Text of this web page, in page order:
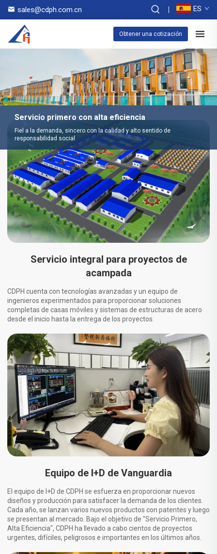
sales@cdph.com.cn ES
Obtener una cotización
Servicio primero con alta eficiencia
Fiel a la demanda, sincero con la calidad y alto sentido de
responsabilidad social
Servicio integral para proyectos de
acampada
CDPH cuenta con tecnologías avanzadas y un equipo de
ingenieros experimentados para proporcionar soluciones
completas de casas móviles y sistemas de estructuras de acero
desde el inicio hasta la entrega de los proyectos.
Equipo de I+D de Vanguardia
El equipo de I+D de CDPH se esfuerza en proporcionar nuevos
diseños y producción para satisfacer la demanda de los clientes.
Cada año, se lanzan varios nuevos productos con patentes y luego
se presentan al mercado. Bajo el objetivo de "Servicio Primero,
Alta Eficiencia", CDPH ha llevado a cabo cientos de proyectos
urgentes, difíciles, peligrosos e importantes en los últimos años.